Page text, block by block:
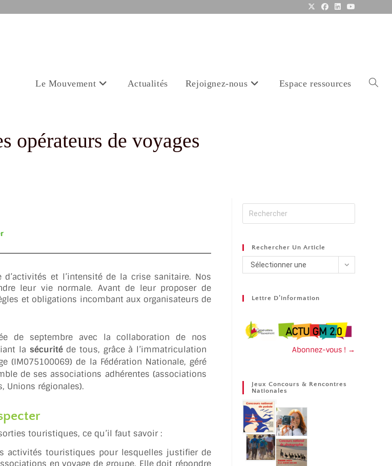
Le Mouvement Actualités Rejoignez-nous Espace ressources
opérateurs de voyages
et l’intensité de la crise sanitaire. Nos
leur vie normale. Avant de leur proposer de
et obligations incombant aux organisateurs de
de septembre avec la collaboration de nos
la sécuritéde tous, grâce à l’immatriculation
(IM075100069) de la Fédération Nationale, géré
de ses associations adhérentes (associations
Unions régionales).
touristiques, ce qu’il faut savoir :
activités touristiques pour lesquelles justifier de
Rechercher Un Article
Sélectionner une
Lettre D’information
Abonnez-vous ! →
Jeux Concours & Rencontres
Nationales